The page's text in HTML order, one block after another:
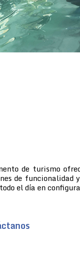
de turismo
de funcionalidad
el día en